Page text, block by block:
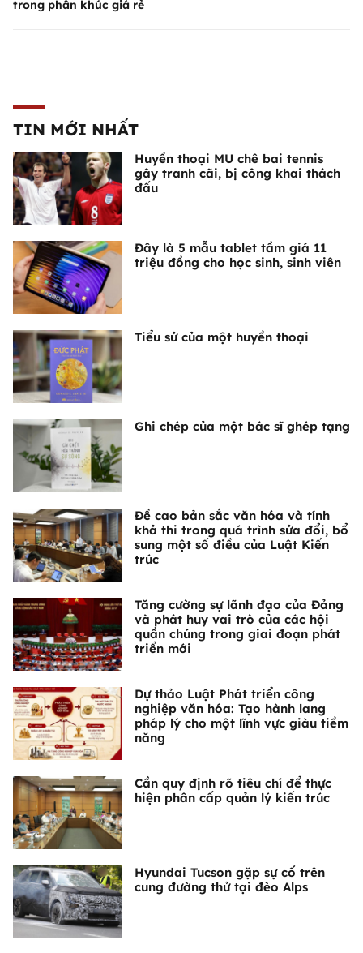
trong phân khúc giá rẻ
TIN MỚI NHẤT
Huyền thoại MU chê bai tennis
gây tranh cãi, bị công khai thách
đấu
Đây là 5 mẫu tablet tầm giá 11
triệu đồng cho học sinh, sinh viên
Tiểu sử của một huyền thoại
Ghi chép của một bác sĩ ghép tạng
Đề cao bản sắc văn hóa và tính
khả thi trong quá trình sửa đổi, bổ
sung một số điều của Luật Kiến
trúc
Tăng cường sự lãnh đạo của Đảng
và phát huy vai trò của các hội
quần chúng trong giai đoạn phát
triển mới
Dự thảo Luật Phát triển công
nghiệp văn hóa: Tạo hành lang
pháp lý cho một lĩnh vực giàu tiềm
năng
Cần quy định rõ tiêu chí để thực
hiện phân cấp quản lý kiến trúc
Hyundai Tucson gặp sự cố trên
cung đường thử tại đèo Alps